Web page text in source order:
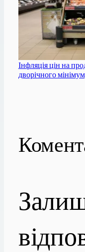
Інфляція цін на
дворічного